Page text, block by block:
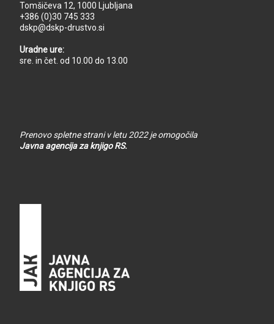
Tomšičeva 12, 1000 Ljubljana
+386 (0)30 745 333
dskp@dskp-drustvo.si
Uradne ure:
sre. in čet. od 10.00 do 13.00
Prenovo spletne strani v letu 2022 je omogočila
Javna agencija za knjigo RS.